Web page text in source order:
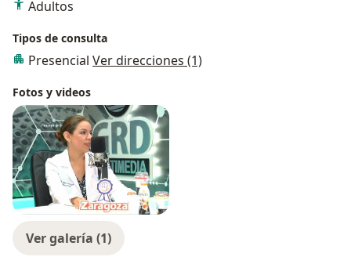
Adultos
Tipos de consulta
Presencial Ver direcciones (1)
Fotos y videos
Ver galería (1)